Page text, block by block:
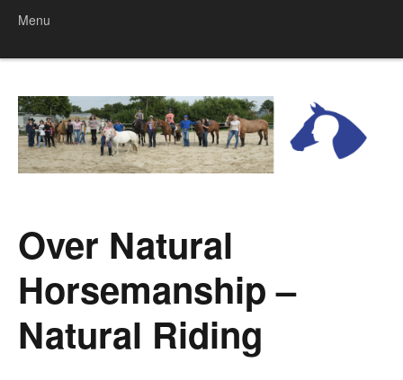
Menu
Over Natural
Horsemanship –
Natural Riding